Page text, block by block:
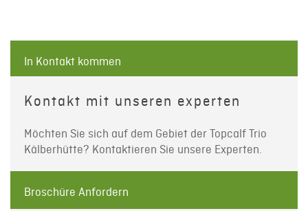
In Kontakt kommen
Kontakt mit unseren experten
Möchten Sie sich auf dem Gebiet der Topcalf Trio
Kälberhütte? Kontaktieren Sie unsere Experten.
Broschüre Anfordern